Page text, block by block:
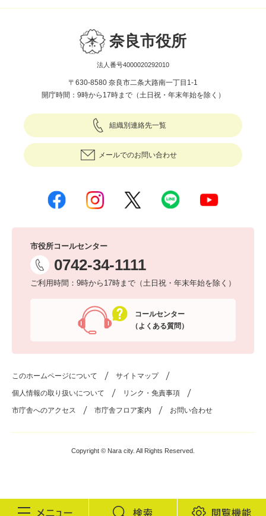
奈良市役所
法人番号4000020292010
〒630-8580 奈良市二条大路南一丁目1-1
開庁時間：9時から17時まで（土日祝・年末年始を除く）
組織別連絡先一覧
メールでのお問い合わせ
市役所コールセンター
0742-34-1111
ご利用時間：9時から17時まで（土日祝・年末年始を除く）
コールセンター
（よくある質問）
このホームページについて サイトマップ
個人情報の取り扱いについて リンク・免責事項
市庁舎へのアクセス 市庁舎フロア案内 お問い合わせ
Copyright © Nara city. All Rights Reserved.